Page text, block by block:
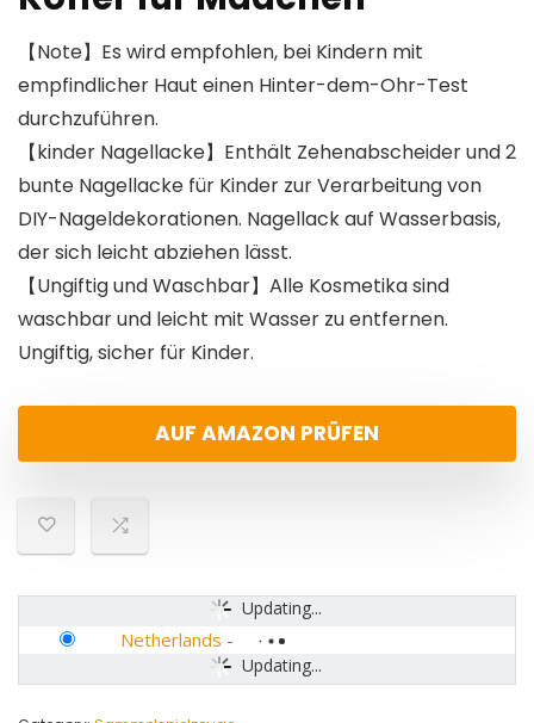
【Note】Es wird empfohlen, bei Kindern mit
empfindlicher Haut einen Hinter-dem-Ohr-Test
durchzuführen.
【kinder Nagellacke】Enthält Zehenabscheider und 2
bunte Nagellacke für Kinder zur Verarbeitung von
DIY-Nageldekorationen. Nagellack auf Wasserbasis,
der sich leicht abziehen lässt.
【Ungiftig und Waschbar】Alle Kosmetika sind
waschbar und leicht mit Wasser zu entfernen.
Ungiftig, sicher für Kinder.
AUF AMAZON PRÜFEN
Updating...
Updating...
Netherlands -